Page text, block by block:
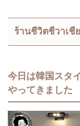
ร้านชีวิตชีวาเชี
今日は韓国スタ
やってきました